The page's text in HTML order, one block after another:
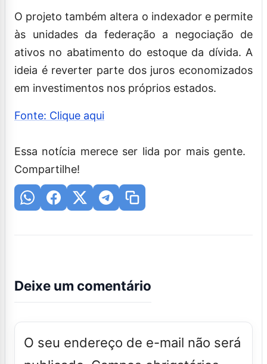
O projeto também altera o indexador e permite
às unidades da federação a negociação de
ativos no abatimento do estoque da dívida. A
ideia é reverter parte dos juros economizados
em investimentos nos próprios estados.
Fonte: Clique aqui
Essa notícia merece ser lida por mais gente.
Compartilhe!
Deixe um comentário
O seu endereço de e-mail não será